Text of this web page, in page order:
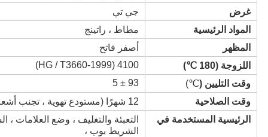
غرض
جي تي
المواد الرئيسية
مطاط ، راتينج
المظهر
أصفر فاتح
اللزوجة (180 ℃)
4100 (HG / T3660-1999)
وقت التليين (℃)
93 ± 5
وقت الصلاحية
12 شهرًا (مستودع تهوية ، تجنب أشعة الشمس ، ودرجة الحرارة في 40 درجة مئوية)
الرئيسية المستخدمة في
التعبئة والتغليف ، وضع العلامات
الشريط بوب ،